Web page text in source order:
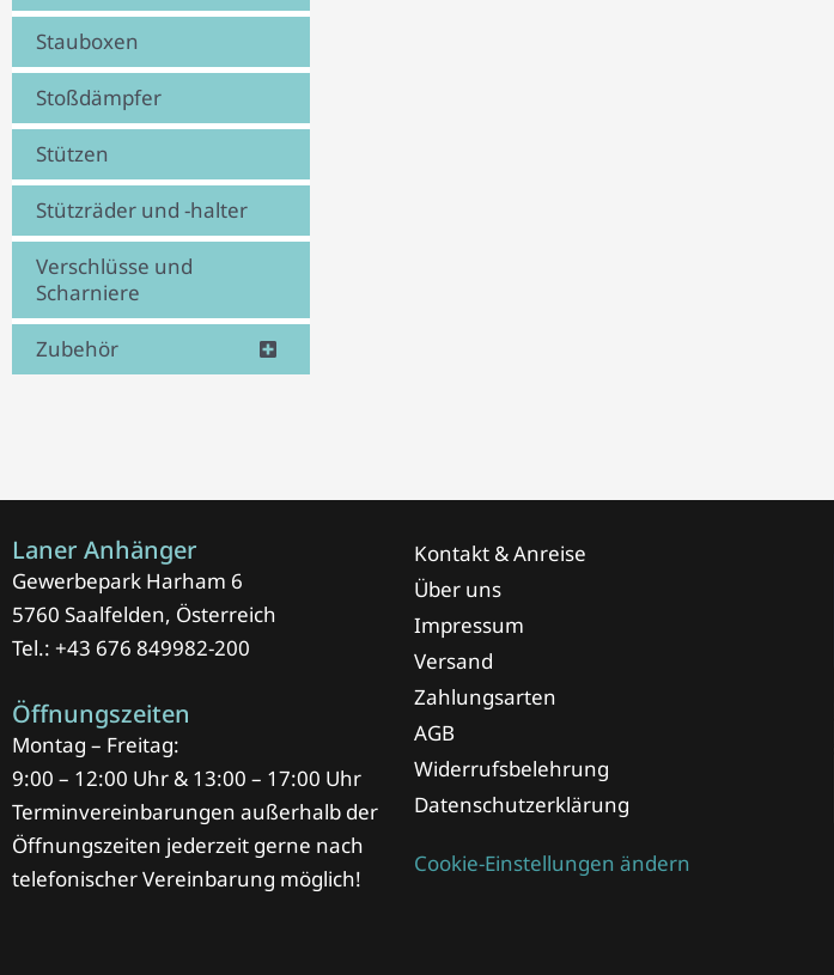
Stauboxen
Stoßdämpfer
Stützen
Stützräder und -halter
Verschlüsse und
Scharniere
Zubehör
Laner Anhänger
Gewerbepark Harham 6
5760 Saalfelden, Österreich
Tel.: +43 676 849982-200
Öffnungszeiten
Montag – Freitag:
9:00 – 12:00 Uhr & 13:00 – 17:00 Uhr
Terminvereinbarungen außerhalb der
Öffnungszeiten jederzeit gerne nach
telefonischer Vereinbarung möglich!
Kontakt & Anreise
Über uns
Impressum
Versand
Zahlungsarten
AGB
Widerrufsbelehrung
Datenschutzerklärung
Cookie-Einstellungen ändern